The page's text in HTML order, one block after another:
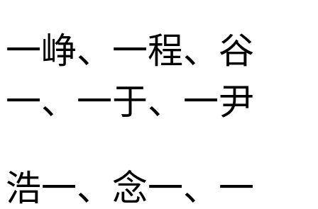
一峥、一程、谷
一、一于、一尹
浩一、念一、一